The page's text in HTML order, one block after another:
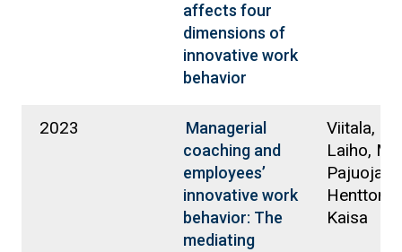
affects four
dimensions of
innovative work
behavior
2023
Managerial
coaching and
employees’
innovative work
behavior: The
mediating
Viitala,
Laiho,
Pajuoja,
Kaisa